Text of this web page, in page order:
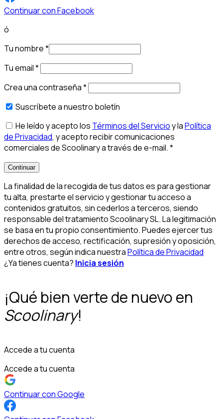
Continuar con Facebook
ó
Tu nombre*
Tu email*
Crea una contraseña*
Suscríbete a nuestro boletín
He leído y acepto los Términos del Servicioy laPolítica
de Privacidad, y acepto recibir comunicaciones
comerciales de Scoolinary a través de e-mail.*
Continuar
La finalidad de la recogida de tus datos es para gestionar
tu alta, prestarte el servicio y gestionar tu acceso a
contenidos gratuitos, sin cederlos a terceros, siendo
responsable del tratamiento Scoolinary SL. La legitimación
se basa en tu propio consentimiento. Puedes ejercer tus
derechos de acceso, rectificación, supresión y oposición,
entre otros, según indica nuestraPolítica de Privacidad
¿Ya tienes cuenta? Inicia sesión
¡Qué bien verte de nuevo en
Scoolinary!
Accede a tu cuenta
Accede a tu cuenta
Continuar con Google